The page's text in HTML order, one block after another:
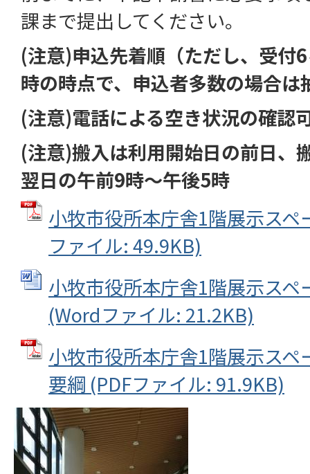
課まで提出してください。
(注意)申込先着順（ただし、受付
時の時点で、申込者多数の場合は
(注意)電話による空き状況の確認
(注意)搬入は利用開始日の前日、
翌日の午前9時～午後5時
小牧市役所本庁舎1階展示スペ
ファイル: 49.9KB)
小牧市役所本庁舎1階展示スペ
(Wordファイル: 21.2KB)
小牧市役所本庁舎1階展示スペ
要綱 (PDFファイル: 91.9KB)